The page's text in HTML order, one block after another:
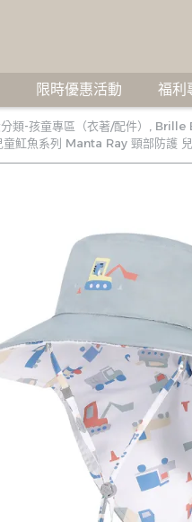
限時優惠活動 福利
類-孩童專區（衣著/配件） Brille
魟魚系列 Manta Ray 頸部防護